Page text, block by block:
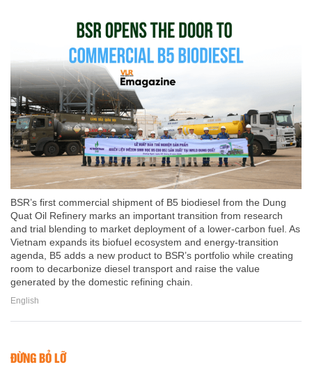
BSR’s first commercial shipment of B5 biodiesel from the Dung
Quat Oil Refinery marks an important transition from research
and trial blending to market deployment of a lower-carbon fuel. As
Vietnam expands its biofuel ecosystem and energy-transition
agenda, B5 adds a new product to BSR’s portfolio while creating
room to decarbonize diesel transport and raise the value
generated by the domestic refining chain.
English
ĐỪNG BỎ LỠ